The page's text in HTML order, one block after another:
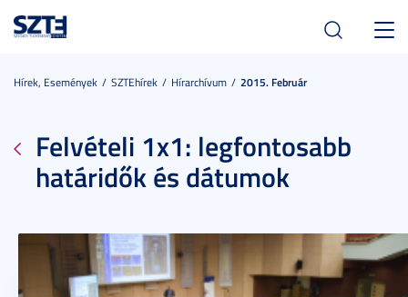
Hírek, Események SZTEhírek Hírarchívum 2015. Február
Felvételi 1x1: legfontosabb
határidők és dátumok